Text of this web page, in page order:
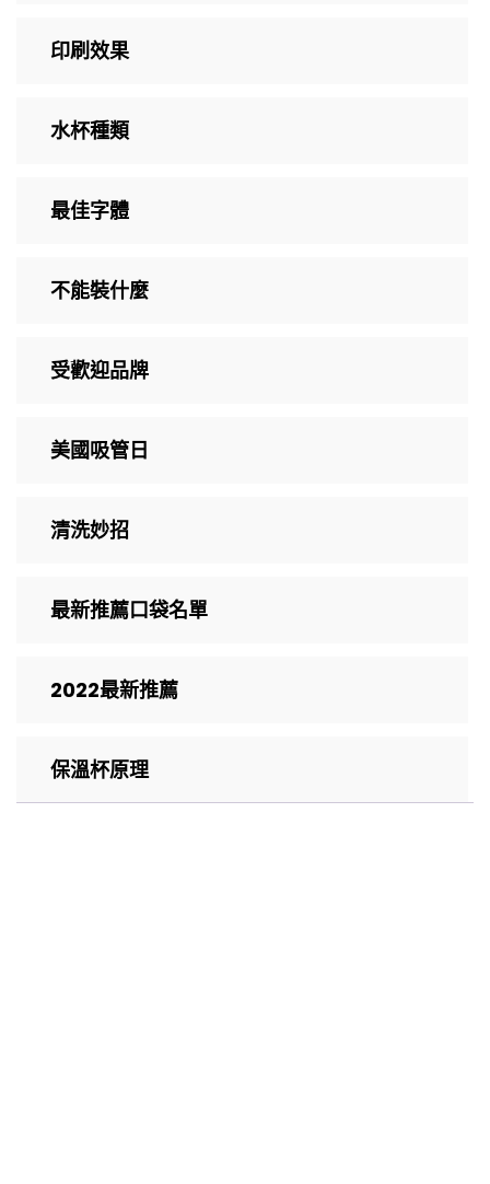
印刷效果
水杯種類
最佳字體
不能裝什麼
受歡迎品牌
美國吸管日
清洗妙招
最新推薦口袋名單
2022最新推薦
保溫杯原理